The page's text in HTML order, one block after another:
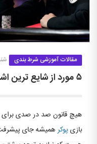
مقالات آموزشی شرط بندی شنبه,
۵ مورد از شایع ترین اشتباهات در بازی تگزاس هولدم
هیچ قانون صد در صدی برای
بازیپوکرهمیشه جای پیشرفت